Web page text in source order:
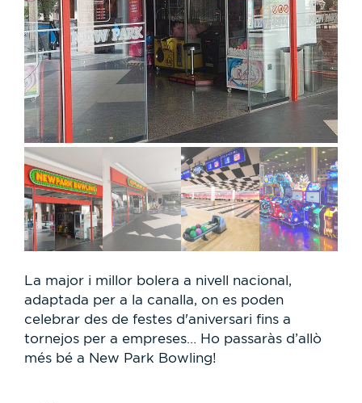
La major i millor bolera a nivell nacional,
adaptada per a la canalla, on es poden
celebrar des de festes d'aniversari fins a
tornejos per a empreses… Ho passaràs d’allò
més bé a New Park Bowling!